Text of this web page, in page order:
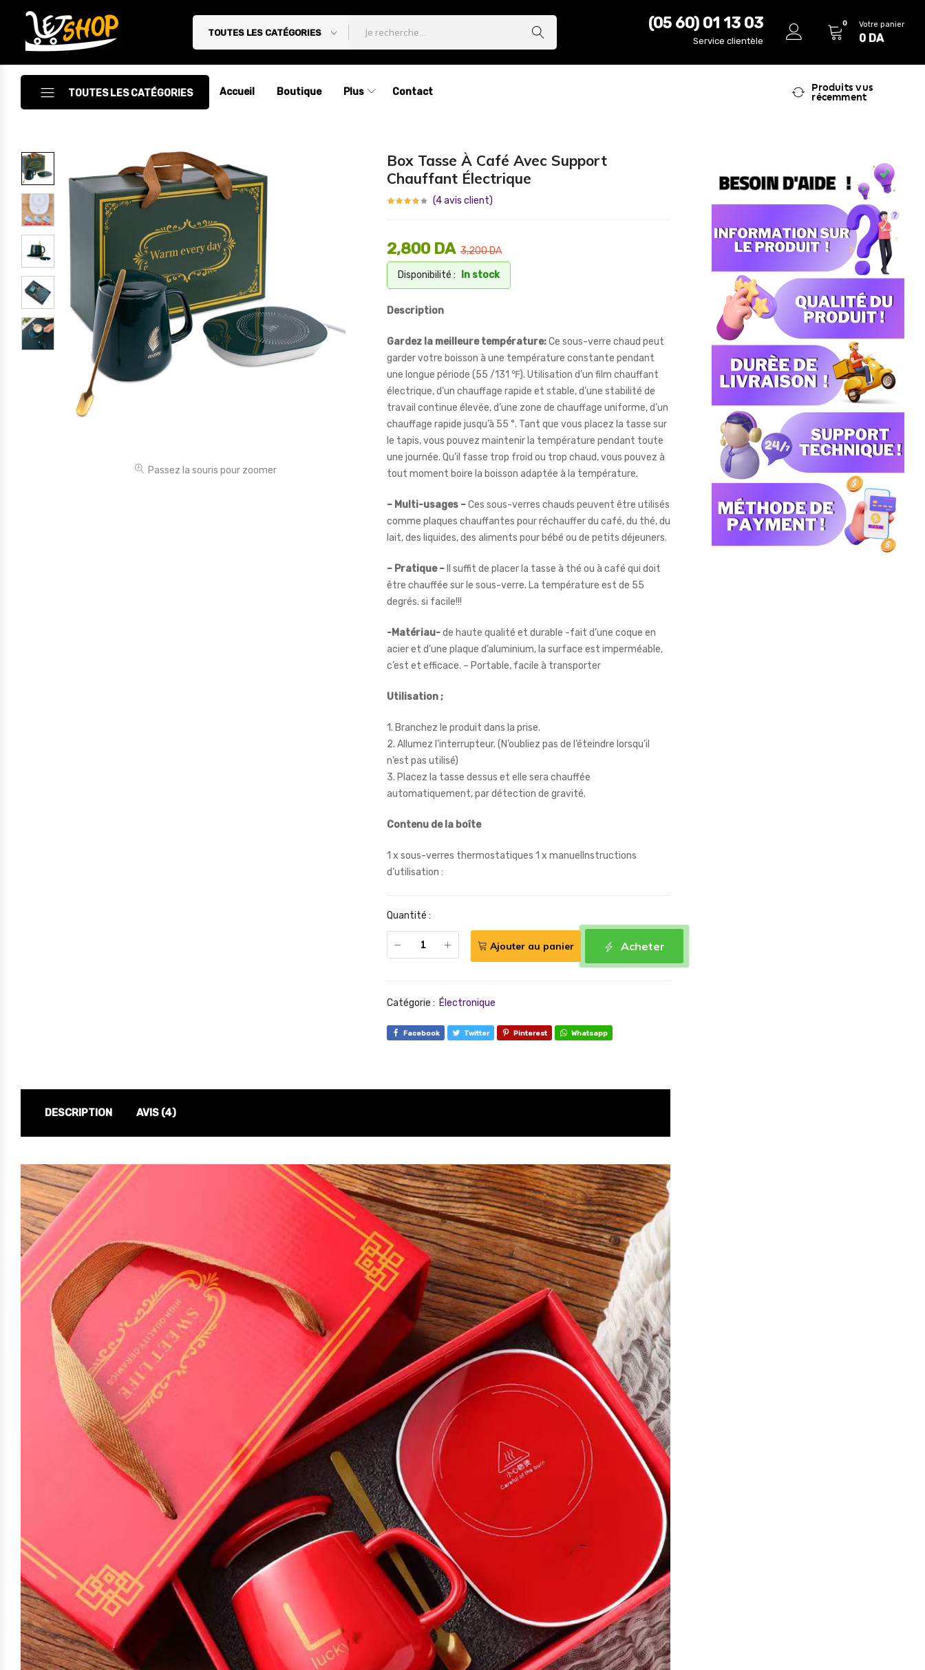
Letshop.dz
TOUTES LES CATÉGORIES
(05 60) 01 13 03
Service clientèle
0 Votre panier
0 DA
TOUTES LES CATÉGORIES
Accessoires
Accessoires Auto/Moto
Accessoires PC
Camping & Randonnée
Cuisine
Décoration
Electroménager
Électronique
Jouets
Maternité
Accueil Boutique Plus Contact
Produits vus
récemment
Passez la souris pour zoomer
Box Tasse À Café Avec Support
Chauffant Électrique
(4avis client)
3,200DA
2,800 DA
Disponibilité : In stock
Description
Gardez la meilleure température:Ce sous-verre chaud peut
garder votre boisson à une température constante pendant
une longue période (55 /131 ℉). Utilisation d’un film chauffant
électrique, d’un chauffage rapide et stable, d’une stabilité de
travail continue élevée, d’une zone de chauffage uniforme, d’un
chauffage rapide jusqu’à 55 °. Tant que vous placez la tasse sur
le tapis, vous pouvez maintenir la température pendant toute
une journée. Qu’il fasse trop froid ou trop chaud, vous pouvez à
tout moment boire la boisson adaptée à la température.
– Multi-usages –Ces sous-verres chauds peuvent être utilisés
comme plaques chauffantes pour réchauffer du café, du thé, du
lait, des liquides, des aliments pour bébé ou de petits déjeuners.
– Pratique – Il suffit de placer la tasse à thé ou à café qui doit
être chauffée sur le sous-verre. La température est de 55
degrés. si facile!!!
-Matériau-de haute qualité et durable -fait d’une coque en
acier et d’une plaque d’aluminium, la surface est imperméable,
c’est et efficace. – Portable, facile à transporter
Utilisation ;
1. Branchez le produit dans la prise.
2. Allumez l’interrupteur. (N’oubliez pas de l’éteindre lorsqu’il
n’est pas utilisé)
3. Placez la tasse dessus et elle sera chauffée
automatiquement, par détection de gravité.
Contenu de la boîte
1 x sous-verres thermostatiques 1 x manuelInstructions
d’utilisation :
Quantité :
Acheter
Ajouter au panier
Catégorie : Électronique
Facebook Twitter Pinterest Whatsapp
DESCRIPTION AVIS (4)